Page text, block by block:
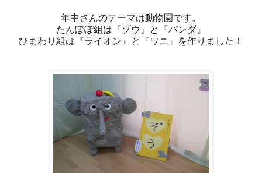
年中さんのテーマは動物園です。
たんぽぽ組は『ゾウ』と『パンダ』
ひまわり組は『ライオン』と『ワニ』を作りました！